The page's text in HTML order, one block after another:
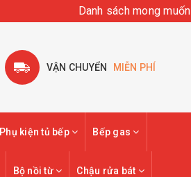
Danh sách mong muốn
VẬN CHUYỂN MIỄN PHÍ
Phụ kiện tủ bếp Bếp gas
Bộ nồi từ Chậu rửa bát